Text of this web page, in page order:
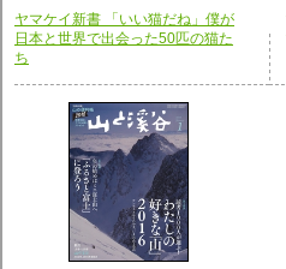
ヤマケイ新書 「いい猫だね」僕が
日本と世界で出会った50匹の猫た
ち